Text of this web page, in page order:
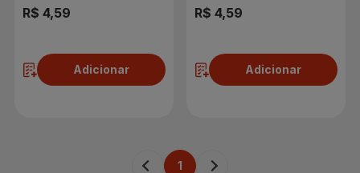
R$ 4,59
Adicionar
R$ 4,59
Adicionar
1